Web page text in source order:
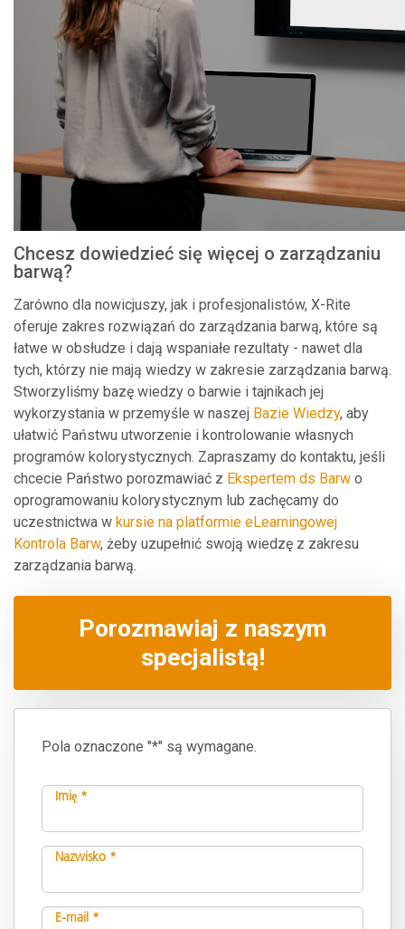
Chcesz dowiedzieć się więcej o zarządzaniu
barwą?
Zarówno dla nowicjuszy, jak i profesjonalistów, X-Rite
oferuje zakres rozwiązań do zarządzania barwą, które są
łatwe w obsłudze i dają wspaniałe rezultaty - nawet dla
tych, którzy nie mają wiedzy w zakresie zarządzania barwą.
Stworzyliśmy bazę wiedzy o barwie i tajnikach jej
wykorzystania w przemyśle w naszej Bazie Wiedzy, aby
ułatwić Państwu utworzenie i kontrolowanie własnych
programów kolorystycznych. Zapraszamy do kontaktu, jeśli
chcecie Państwo porozmawiać z Ekspertem ds Barw o
oprogramowaniu kolorystycznym lub zachęcamy do
uczestnictwa w kursie na platformie eLearningowej
Kontrola Barw, żeby uzupełnić swoją wiedzę z zakresu
zarządzania barwą.
Porozmawiaj z naszym
specjalistą!
Pola oznaczone "*" są wymagane.
Imię *
Nazwisko *
E-mail *